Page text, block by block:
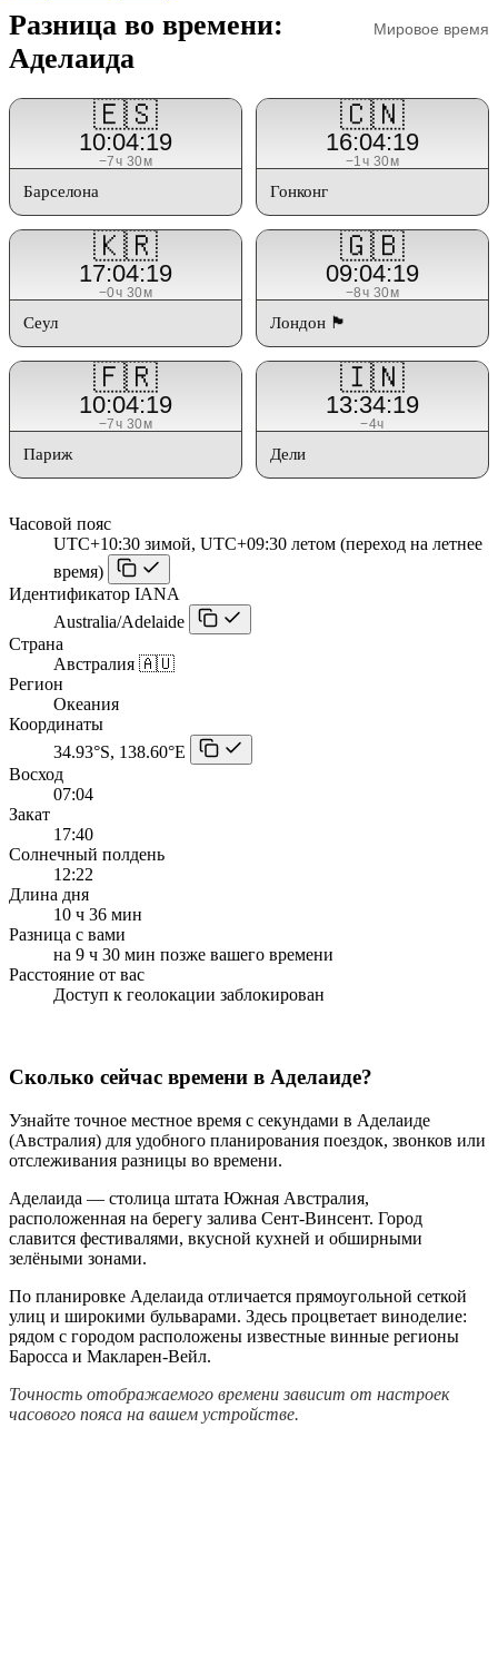
Разница во времени:
Аделаида
Мировое время
🇪🇸
10:04:19
−7ч 30м
Барселона
🇨🇳
16:04:19
−1ч 30м
Гонконг
🇰🇷
17:04:19
−0ч 30м
Сеул
🇬🇧
09:04:19
−8ч 30м
Лондон 🏴󠁧󠁢󠁥󠁮󠁧󠁿
🇫🇷
10:04:19
−7ч 30м
Париж
🇮🇳
13:34:19
−4ч
Дели
Часовой пояс
UTC+10:30 зимой, UTC+09:30 летом (переход на летнее
время)
Идентификатор IANA
Australia/Adelaide
Страна
Австралия 🇦🇺
Регион
Океания
Координаты
34.93°S, 138.60°E
Восход
07:04
Закат
17:40
Солнечный полдень
12:22
Длина дня
10 ч 36 мин
Разница с вами
на 9 ч 30 мин позже вашего времени
Расстояние от вас
Доступ к геолокации заблокирован
Сколько сейчас времени в Аделаиде?
Узнайте точное местное время с секундами в Аделаиде
(Австралия) для удобного планирования поездок, звонков или
отслеживания разницы во времени.
Аделаида — столица штата Южная Австралия,
расположенная на берегу залива Сент-Винсент. Город
славится фестивалями, вкусной кухней и обширными
зелёными зонами.
По планировке Аделаида отличается прямоугольной сеткой
улиц и широкими бульварами. Здесь процветает виноделие:
рядом с городом расположены известные винные регионы
Баросса и Макларен-Вейл.
Точность отображаемого времени зависит от настроек
часового пояса на вашем устройстве.